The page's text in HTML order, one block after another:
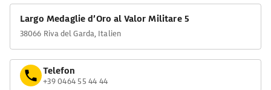
Largo Medaglie d’Oro al Valor Militare 5
38066 Riva del Garda, Italien
Telefon
+39 0464 55 44 44